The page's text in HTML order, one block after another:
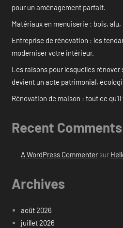
pour un aménagement parfait.
Matériaux en menuiserie : bois, alu,
Entreprise de rénovation : les
moderniser votre intérieur.
Les raisons pour lesquelles rénover
devient un acte patrimonial,
Rénovation de maison : tout ce
Recent Comments
A WordPress Commentersur
Archives
août 2026
juillet 2026